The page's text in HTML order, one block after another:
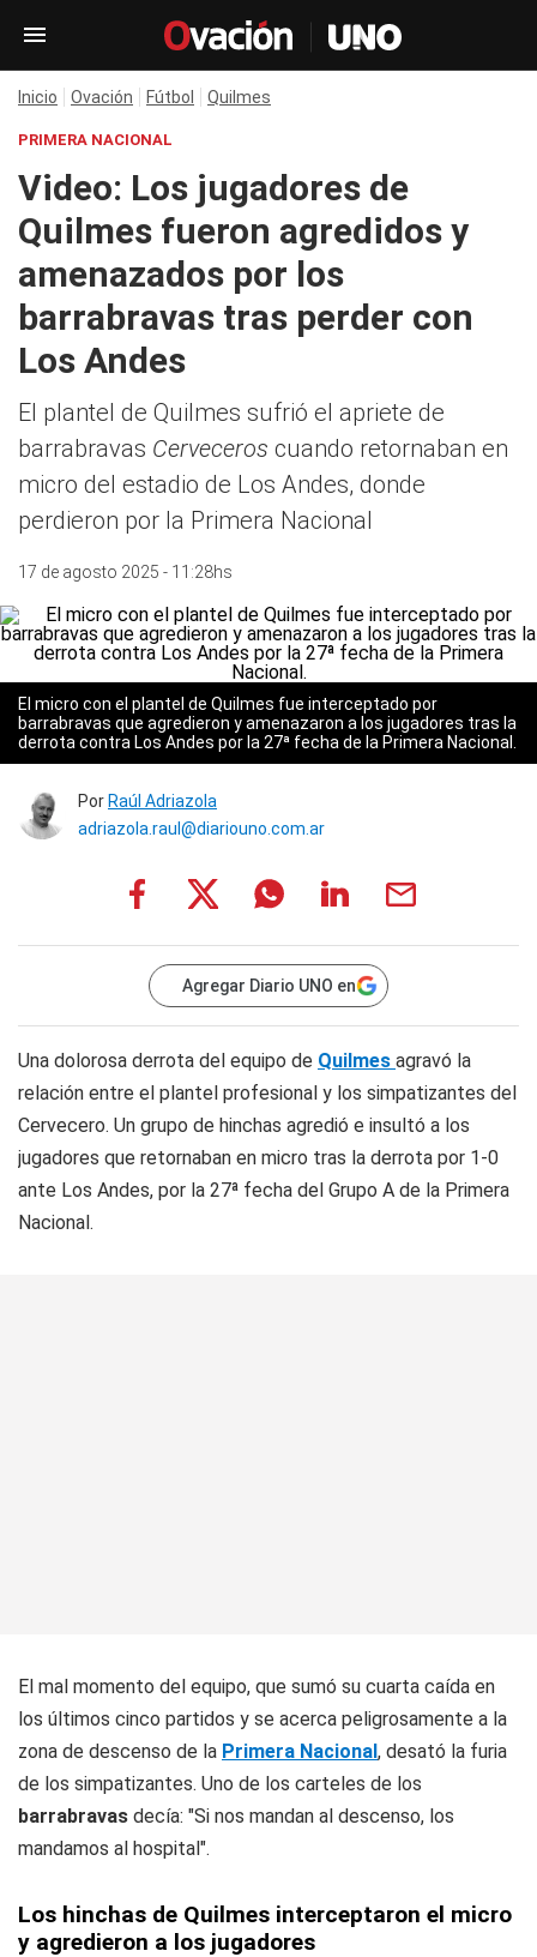
Inicio Ovación Fútbol Quilmes
PRIMERA NACIONAL
Video: Los jugadores de
Quilmes fueron agredidos y
amenazados por los
barrabravas tras perder con
Los Andes
El plantel de Quilmes sufrió el apriete de
barrabravas Cerveceros cuando retornaban en
micro del estadio de Los Andes, donde
perdieron por la Primera Nacional
17 de agosto 2025 - 11:28hs
El micro con el plantel de Quilmes fue interceptado por
barrabravas que agredieron y amenazaron a los jugadores tras la
derrota contra Los Andes por la 27ª fecha de la Primera Nacional.
Por Raúl Adriazola
adriazola.raul@diariouno.com.ar
Agregar Diario UNO en
Una dolorosa derrota del equipo de Quilmes agravó la
relación entre el plantel profesional y los simpatizantes del
Cervecero. Un grupo de hinchas agredió e insultó a los
jugadores que retornaban en micro tras la derrota por 1-0
ante Los Andes, por la 27ª fecha del Grupo A de la Primera
Nacional.
El mal momento del equipo, que sumó su cuarta caída en
los últimos cinco partidos y se acerca peligrosamente a la
zona de descenso de la Primera Nacional, desató la furia
de los simpatizantes. Uno de los carteles de los
barrabravas decía: "Si nos mandan al descenso, los
mandamos al hospital".
Los hinchas de Quilmes interceptaron el micro
y agredieron a los jugadores